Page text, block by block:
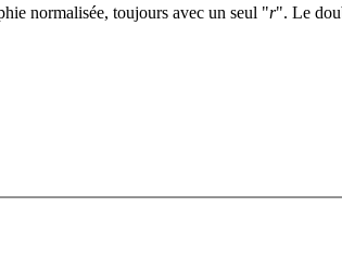
normalisée, toujours avec un seul "r". Le